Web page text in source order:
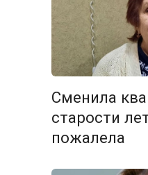
Сменила
старости
пожалела